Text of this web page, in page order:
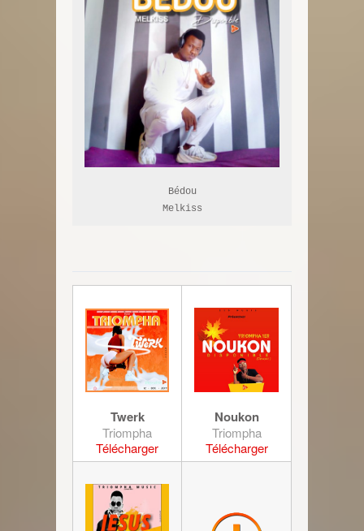
Bédou
Melkiss
Twerk
Triompha
Télécharger
Noukon
Triompha
Télécharger